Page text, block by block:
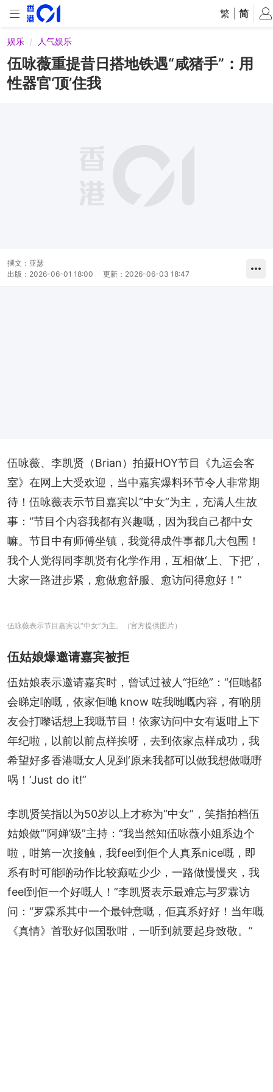
繁 简
娱乐 人气娱乐
伍咏薇重提昔日搭地铁遇“咸猪手”：用
性器官‘顶’住我
撰文： 亚瑟
出版： 2026-06-01 18:00 更新： 2026-06-03 18:47
伍咏薇、李凯贤（Brian）拍摄HOY节目《九运会客
室》在网上大受欢迎，当中嘉宾爆料环节令人非常期
待！伍咏薇表示节目嘉宾以“中女”为主，充满人生故
事：“节目个内容我都有兴趣嘅，因为我自己都中女
嘛。节目中有师傅坐镇，我觉得成件事都几大包围！
我个人觉得同李凯贤有化学作用，互相做‘上、下把’，
大家一路进步紧，愈做愈舒服、愈访问得愈好！”
伍咏薇表示节目嘉宾以“中女”为主。（官方提供图片）
伍姑娘爆邀请嘉宾被拒
伍姑娘表示邀请嘉宾时，曾试过被人“拒绝”：“佢哋都
会睇定啲嘅，依家佢哋 know 咗我哋嘅内容，有啲朋
友会打嚟话想上我嘅节目！依家访问中女有返咁上下
年纪啦，以前以前点样挨呀，去到依家点样成功，我
希望好多香港嘅女人见到‘原来我都可以做我想做嘅嘢
㖞！’Just do it!”
李凯贤笑指以为50岁以上才称为“中女”，笑指拍档伍
姑娘做“‘阿婵’级”主持：“我当然知伍咏薇小姐系边个
啦，咁第一次接触，我feel到佢个人真系nice嘅，即
系有时可能啲动作比较癫咗少少，一路做慢慢夹，我
feel到佢一个好嘅人！”李凯贤表示最难忘与罗霖访
问：“罗霖系其中一个最钟意嘅，佢真系好好！当年嘅
《真情》首歌好似国歌咁，一听到就要起身致敬。”